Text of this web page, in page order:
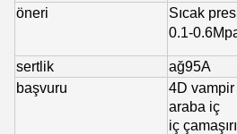
öneri
Sıcak
0.1-
sertlik ağ95A
başvuru
4D vampir
araba iç
iç çamaşırı